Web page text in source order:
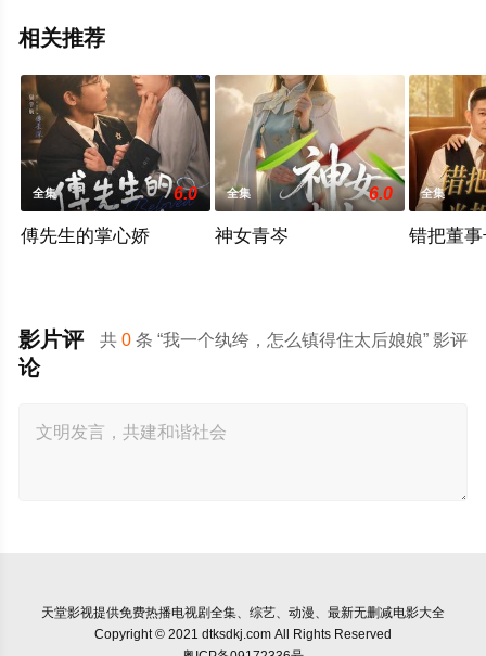
相关推荐
全集 6.0
傅先生的掌心娇
全集 6.0
神女青岑
全集
错把董
共0 条 “我一个纨绔，怎么镇得住太后娘娘” 影评
影片评
论
天堂影视提供免费热播电视剧全集、综艺、动漫、最新无删减电影大全
Copyright © 2021 dtksdkj.com All Rights Reserved